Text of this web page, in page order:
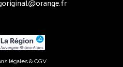
légales & CGV